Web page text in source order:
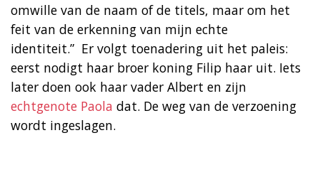
omwille van de naam of de titels, maar om het
feit van de erkenning van mijn echte
identiteit.” Er volgt toenadering uit het paleis:
eerst nodigt haar broer koning Filip haar uit. Iets
later doen ook haar vader Albert en zijn
echtgenote Paola dat. De weg van de verzoening
wordt ingeslagen.